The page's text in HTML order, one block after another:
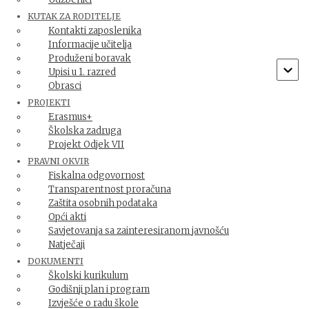
KUTAK ZA RODITELJE
Kontakti zaposlenika
Informacije učitelja
Produženi boravak
Upisi u 1. razred
Obrasci
PROJEKTI
Erasmus+
Školska zadruga
Projekt Odjek VII
PRAVNI OKVIR
Fiskalna odgovornost
Transparentnost proračuna
Zaštita osobnih podataka
Opći akti
Savjetovanja sa zainteresiranom javnošću
Natječaji
DOKUMENTI
Školski kurikulum
Godišnji plan i program
Izvješće o radu škole
pripovijedanja koji se slavi 20. ožujka počeo se provoditi
davne 1991. godine u Švedskoj. I naša je škola sudjelovala u
obilježavanju tog dana: produženi boravak, njihova
učiteljica Sanja Šikić i školska knjižničarka odabrali su
priču
Read more
ByMaja Treščec
LOKACIJA NA KARTI
Hestia | Developed by